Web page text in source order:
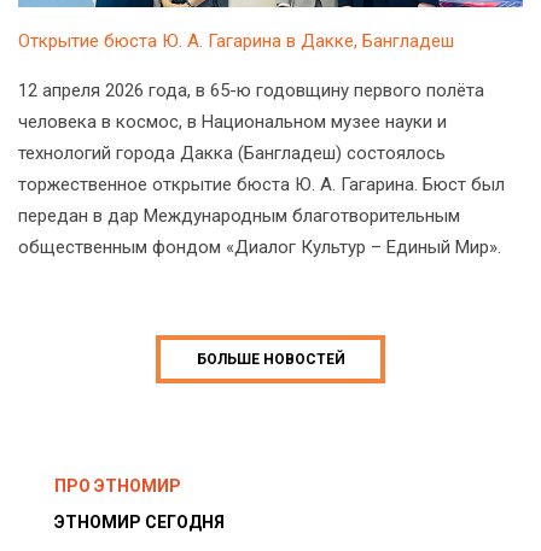
Открытие бюста Ю. А. Гагарина в Дакке, Бангладеш
12 апреля 2026 года, в 65-ю годовщину первого полёта
человека в космос, в Национальном музее науки и
технологий города Дакка (Бангладеш) состоялось
торжественное открытие бюста Ю. А. Гагарина. Бюст был
передан в дар Международным благотворительным
общественным фондом «Диалог Культур – Единый Мир».
БОЛЬШЕ НОВОСТЕЙ
ПРО ЭТНОМИР
ЭТНОМИР СЕГОДНЯ